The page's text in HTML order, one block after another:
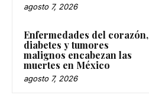
agosto 7, 2026
Enfermedades del corazón,
diabetes y tumores
malignos encabezan las
muertes en México
agosto 7, 2026